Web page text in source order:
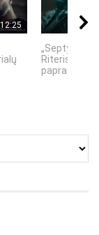
12:25
„Septynių
Riteris" – kai